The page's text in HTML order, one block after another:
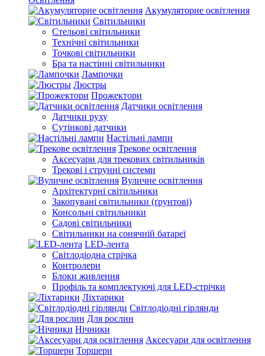
Акумуляторне освітлення
Світильники
Стельові світильники
Технічні світильники
Точкові світильники
Бра та настінні світильники
Лампочки
Люстры
Прожектори
Датчики освітлення
Датчики руху
Сутінкові датчики
Настільні лампи
Трекове освітлення
Аксесуари для трекових світильників
Трекові і струнні системи
Вуличне освітлення
Архітектурні світильники
Закопувані світильники (ґрунтові)
Консольні світильники
Садові світильники
Світильники на сонячній батареї
LED-лента
Світлодіодна стрічка
Контролери
Блоки живлення
Профіль та комплектуючі для LED-стрічки
Ліхтарики
Світлодіодні гірлянди
Для рослин
Нічники
Аксесуари для освітлення
Торшери